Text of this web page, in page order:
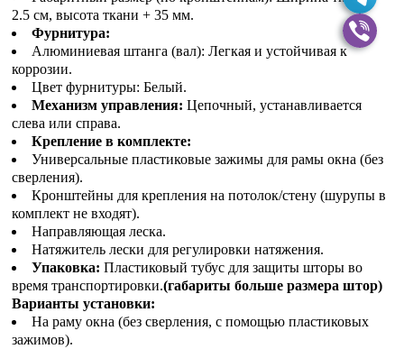
2.5 см, высота ткани + 35 мм.
Фурнитура:
Алюминиевая штанга (вал): Легкая и устойчивая к
коррозии.
Цвет фурнитуры: Белый.
Механизм управления: Цепочный, устанавливается
слева или справа.
Крепление в комплекте:
Универсальные пластиковые зажимы для рамы окна (без
сверления).
Кронштейны для крепления на потолок/стену (шурупы в
комплект не входят).
Направляющая леска.
Натяжитель лески для регулировки натяжения.
Упаковка: Пластиковый тубус для защиты шторы во
время транспортировки.(габариты больше размера штор)
Варианты установки:
На раму окна (без сверления, с помощью пластиковых
зажимов).